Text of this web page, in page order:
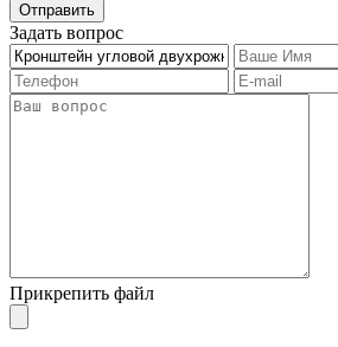
Отправить
Задать вопрос
Прикрепить файл